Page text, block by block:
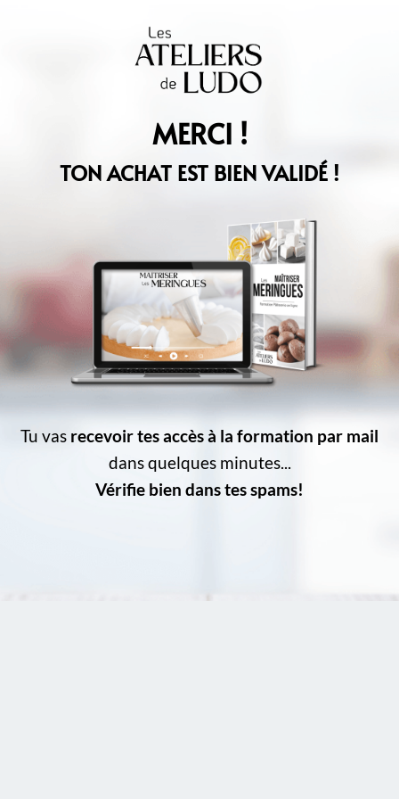
MERCI !
TON ACHAT EST BIEN VALIDÉ !
Tu vas recevoir tes accès à la formation par mail
dans quelques minutes...
Vérifie bien dans tes spams!